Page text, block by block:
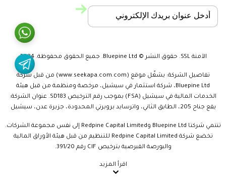
الآمنة SSL. حقوق النشر © Bluepine Ltd. جميع الحقوق محفوظة. 2024
تفاصيل الشركة: يشغّل موقع (www.seekapa.com.com) من قبل شركة
Bluepine Ltd، شركة استثمار في سيشيل، مرخصة ومنظمة من قبل هيئة
الخدمات المالية في سيشيل (FSA) بموجب رقم الترخيص SD183. عنوان الشركة:
يقع جناح 205، الطابق الثاني، واترسايد بروبرتي المحدودة، جزيرة عدن، سيشيل
تنتمي شركتا Bluepine Ltd وRedpine Capital Limited إلى نفس مجموعة الشركات.
تخضع شركة Redpine Capital Limited للتنظيم من قبل هيئة الأوراق المالية
والبورصة القبرصية بترخيص CIF رقم 391/20.
اقرأ المزيد